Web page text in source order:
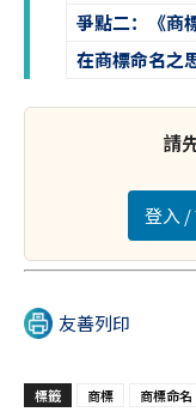
爭點二：《商
在商標命名之
請
登入 /
友善列印
標籤 商標 商標命名